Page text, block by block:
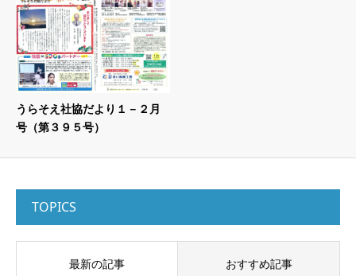
うらそえ社協だより１－２月
号（第３９５号）
TOPICS
最新の記事 おすすめ記事